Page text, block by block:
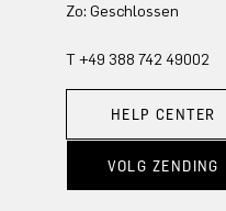
Zo: Geschlossen
T +49 388 742 49002
HELP CENTER
VOLG ZENDING